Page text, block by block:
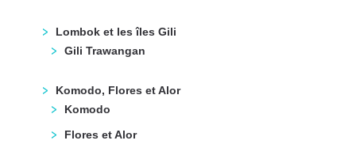
Lombok et les îles Gili
Gili Trawangan
Komodo, Flores et Alor
Komodo
Flores et Alor